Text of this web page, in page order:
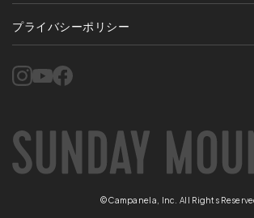
プライバシーポリシー
©Campanela, Inc. All Rights